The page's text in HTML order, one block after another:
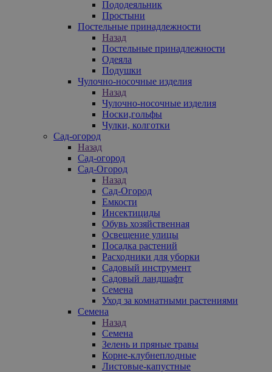
Пододеяльник
Простыни
Постельные принадлежности
Назад
Постельные принадлежности
Одеяла
Подушки
Чулочно-носочные изделия
Назад
Чулочно-носочные изделия
Носки,гольфы
Чулки, колготки
Сад-огород
Назад
Сад-огород
Сад-Огород
Назад
Сад-Огород
Емкости
Инсектициды
Обувь хозяйственная
Освещение улицы
Посадка растений
Расходники для уборки
Садовый инструмент
Садовый ландшафт
Семена
Уход за комнатными растениями
Семена
Назад
Семена
Зелень и пряные травы
Корне-клубнеплодные
Листовые-капустные